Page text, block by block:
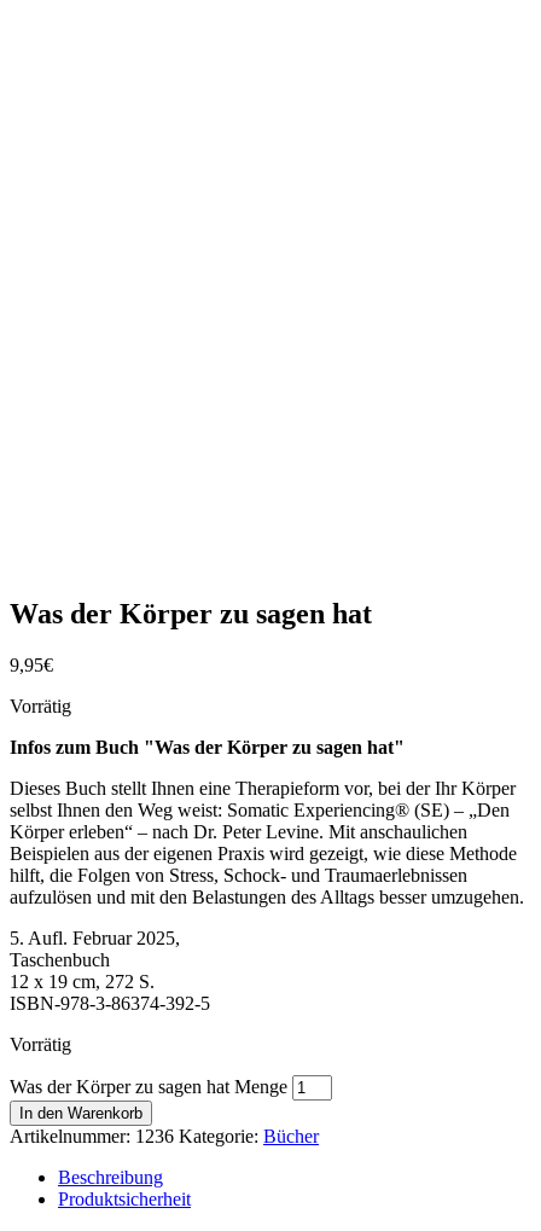
Was der Körper zu sagen hat
9,95€
Vorrätig
Infos zum Buch "Was der Körper zu sagen hat"
Dieses Buch stellt Ihnen eine Therapieform vor, bei der Ihr Körper
selbst Ihnen den Weg weist: Somatic Experiencing® (SE) – „Den
Körper erleben“ – nach Dr. Peter Levine. Mit anschaulichen
Beispielen aus der eigenen Praxis wird gezeigt, wie diese Methode
hilft, die Folgen von Stress, Schock- und Traumaerlebnissen
aufzulösen und mit den Belastungen des Alltags besser umzugehen.
5. Aufl. Februar 2025,
Taschenbuch
12 x 19 cm, 272 S.
ISBN-978-3-86374-392-5
Vorrätig
Was der Körper zu sagen hat Menge
In den Warenkorb
Artikelnummer: 1236 Kategorie: Bücher
Beschreibung
Produktsicherheit